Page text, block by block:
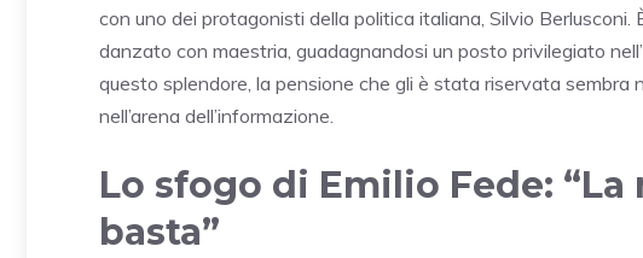
con uno dei protagonisti della politica italiana, Silvio Berlusconi.
danzato con maestria, guadagnandosi un posto privilegiato
questo splendore, la pensione che gli è stata riservata sembra
nell’arena dell’informazione.
Lo sfogo di Emilio Fede:
basta”